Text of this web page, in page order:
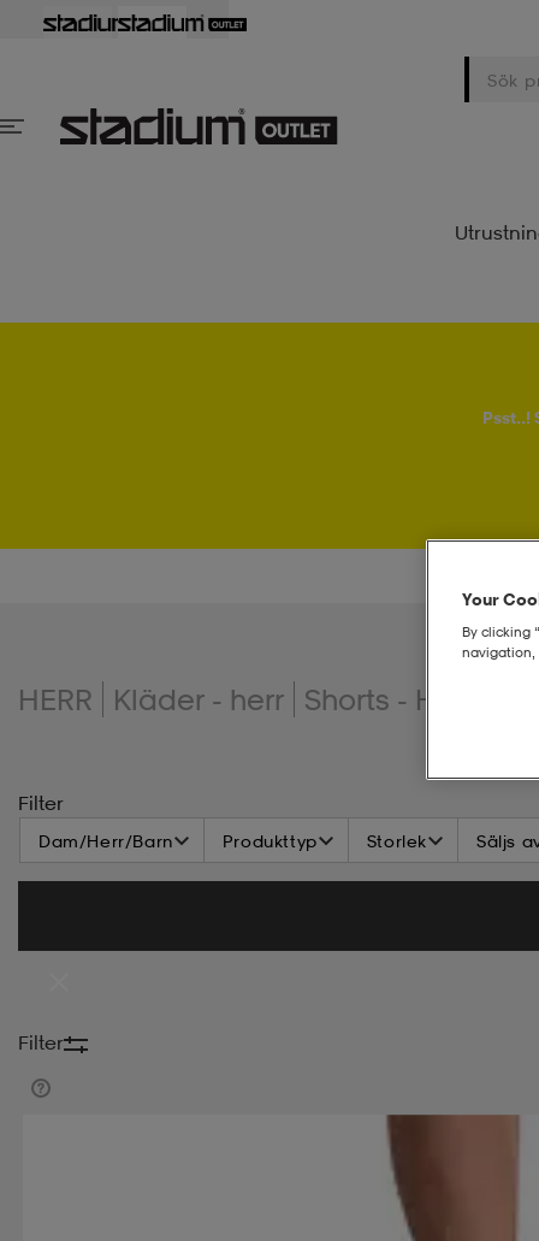
Psst..!
HERR Kläder - herr Shorts - Herr
Filter
Dam/Herr/Barn Produkttyp Storlek Säljs
Filter
Your
By clicking
navigation,